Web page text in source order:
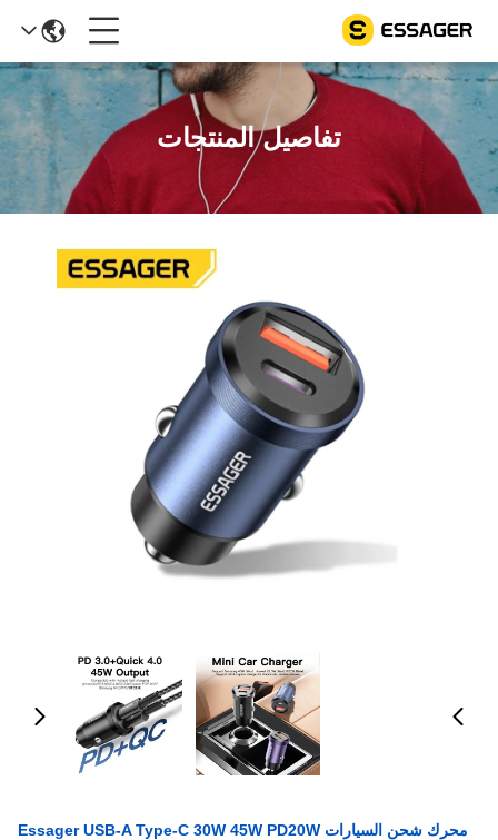
تفاصيل المنتجات
محرك شحن السيارات Essager USB-A Type-C 30W 45W PD20W